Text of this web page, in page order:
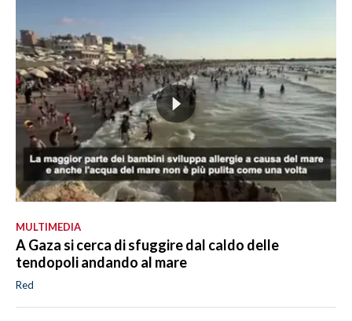
MULTIMEDIA
A Gaza si cerca di sfuggire dal caldo delle
tendopoli andando al mare
Red